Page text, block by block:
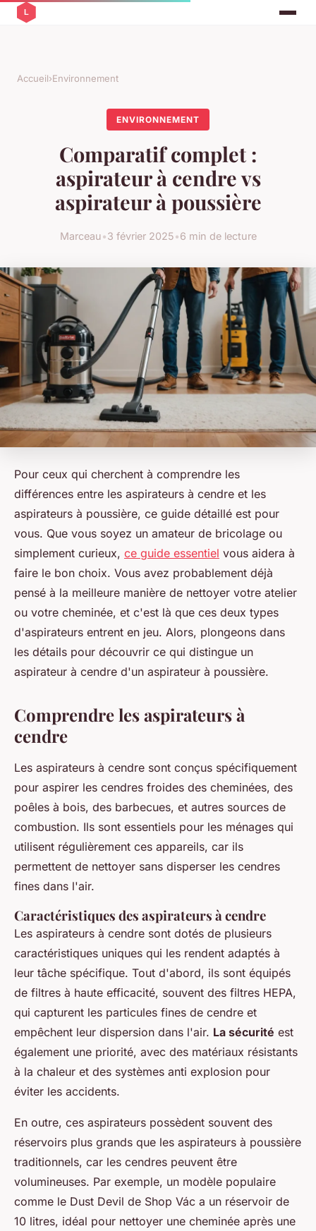
Accueil›Environnement
ENVIRONNEMENT
Comparatif complet :
aspirateur à cendre vs
aspirateur à poussière
Marceau•3 février 2025•6 min de lecture
Pour ceux qui cherchent à comprendre les
différences entre les aspirateurs à cendre et les
aspirateurs à poussière, ce guide détaillé est pour
vous. Que vous soyez un amateur de bricolage ou
simplement curieux, ce guide essentiel vous aidera à
faire le bon choix. Vous avez probablement déjà
pensé à la meilleure manière de nettoyer votre atelier
ou votre cheminée, et c'est là que ces deux types
d'aspirateurs entrent en jeu. Alors, plongeons dans
les détails pour découvrir ce qui distingue un
aspirateur à cendre d'un aspirateur à poussière.
Comprendre les aspirateurs à
cendre
Les aspirateurs à cendre sont conçus spécifiquement
pour aspirer les cendres froides des cheminées, des
poêles à bois, des barbecues, et autres sources de
combustion. Ils sont essentiels pour les ménages qui
utilisent régulièrement ces appareils, car ils
permettent de nettoyer sans disperser les cendres
fines dans l'air.
Caractéristiques des aspirateurs à cendre
Les aspirateurs à cendre sont dotés de plusieurs
caractéristiques uniques qui les rendent adaptés à
leur tâche spécifique. Tout d'abord, ils sont équipés
de filtres à haute efficacité, souvent des filtres HEPA,
qui capturent les particules fines de cendre et
empêchent leur dispersion dans l'air. La sécurité est
également une priorité, avec des matériaux résistants
à la chaleur et des systèmes anti explosion pour
éviter les accidents.
En outre, ces aspirateurs possèdent souvent des
réservoirs plus grands que les aspirateurs à poussière
traditionnels, car les cendres peuvent être
volumineuses. Par exemple, un modèle populaire
comme le Dust Devil de Shop Vác a un réservoir de
10 litres, idéal pour nettoyer une cheminée après une